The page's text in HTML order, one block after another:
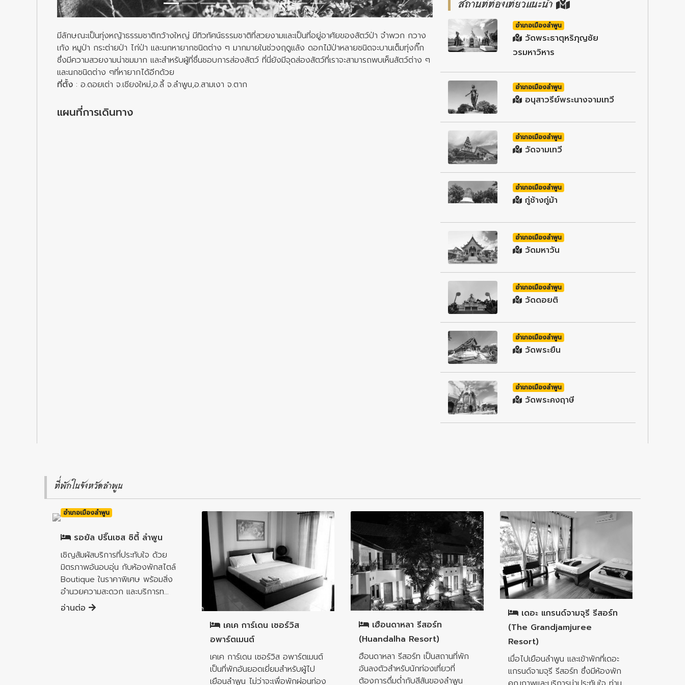
มีลักษณะเป็นทุ่งหญ้าธรรมชาติกว้างใหญ่ มีทิวทัศน์ธรรมชาติที่สวยงามและเป็นที่อยู่อาศัยของสัตว์ป่า จำพวก กวาง
เก้ง หมูป่า กระต่ายป่า ไก่ป่า และนกหายากชนิดต่าง ๆ มากมายในช่วงฤดูแล้ง ดอกไม้ป่าหลายชนิดจะบานเต็มทุ่งกิ๊ก
ซึ่งมีความสวยงามน่าชมมาก และสำหรับผู้ที่ชื่นชอบการส่องสัตว์ ที่นี่ยังมีจุดส่องสัตว์ที่เราจะสามารถพบเห็นสัตว์ต่าง ๆ
และนกชนิดต่าง ๆที่หายากได้อีกด้วย
ที่ตั้ง : อ.ดอยเต่า จ.เชียงใหม่,อ.ลี้ จ.ลำพูน,อ.สามเงา จ.ตาก
แผนที่การเดินทาง
สถานที่ท่องเที่ยวแนะนำ
อำเภอเมืองลำพูน
วัดพระธาตุหริภุญชัย
วรมหาวิหาร
อำเภอเมืองลำพูน
อนุสาวรีย์พระนางจามเทวี
อำเภอเมืองลำพูน
วัดจามเทวี
อำเภอเมืองลำพูน
กู่ช้างกู่ม้า
อำเภอเมืองลำพูน
วัดมหาวัน
อำเภอเมืองลำพูน
วัดดอยติ
อำเภอเมืองลำพูน
วัดพระยืน
อำเภอเมืองลำพูน
วัดพระคงฤาษี
ที่พักในจังหวัดลำพูน
อำเภอเมืองลำพูน
รอยัล ปริ๊นเซส ซิตี้ ลำพูน
เชิญสัมผัสบริการที่ประทับใจ ด้วย
มิตรภาพอันอบอุ่น กับห้องพักสไตล์
Boutique ในราคาพิเศษ พร้อมสิ่ง
อำนวยความสะดวก และบริการท...
อ่านต่อ
อำเภอเมืองลำพูน
เคเค การ์เดน เซอร์วิส
อพาร์ตเมนต์
เคเค การ์เดน เซอร์วิส อพาร์ตเมนต์
เป็นที่พักอันยอดเยี่ยมสำหรับผู้ไป
เยือนลำพูน ไม่ว่าจะเพื่อพักผ่อนท่อง
อำเภอเมืองลำพูน
เฮือนดาหลา รีสอร์ท
(Huandalha Resort)
ฮือนดาหลา รีสอร์ท เป็นสถานที่พัก
อันลงตัวสำหรับนักท่องเที่ยวที่
ต้องการดื่มด่ำกับสีสันของลำพูน
อำเภอเมืองลำพูน
เดอะ แกรนด์จามจุรี รีสอร์ท
(The Grandjamjuree
Resort)
เมื่อไปเยือนลำพูน และเข้าพักที่เดอะ
แกรนด์จามจุรี รีสอร์ท ซึ่งมีห้องพัก